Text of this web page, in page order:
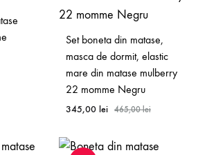
Set boneta din matase,
masca de dormit, elastic
mare din matase mulberry
22 momme Negru
345,00 lei 465,00lei